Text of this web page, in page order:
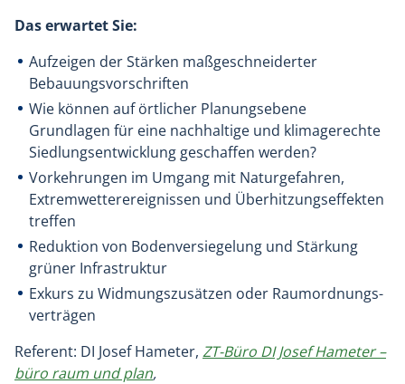
Das erwartet Sie:
Aufzeigen der Stärken maßgeschneiderter
Bebauungs­vorschriften
Wie können auf örtlicher Planungs­ebene
Grundlagen für eine nachhaltige und klimagerechte
Siedlungs­entwicklung geschaffen werden?
Vorkehrungen im Umgang mit Naturgefahren,
Extrem­wetter­ereignissen und Überhitzungs­effekten
treffen
Reduktion von Boden­versiegelung und Stärkung
grüner Infrastruktur
Exkurs zu Widmungszusätzen oder Raum­ordnungs­
verträgen
Referent: DI Josef Hameter, ZT-Büro DI Josef Hameter –
büro raum und plan,